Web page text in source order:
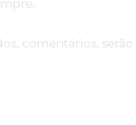
comentários, serão